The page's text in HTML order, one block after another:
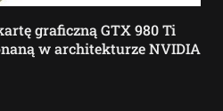
graficzną GTX 980 Ti
w architekturze NVIDIA